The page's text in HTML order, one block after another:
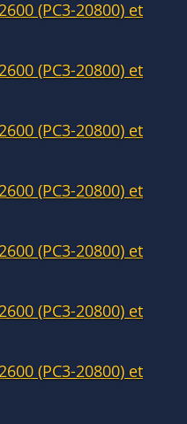
(PC3-20800) et
(PC3-20800) et
(PC3-20800) et
(PC3-20800) et
(PC3-20800) et
(PC3-20800) et
(PC3-20800) et